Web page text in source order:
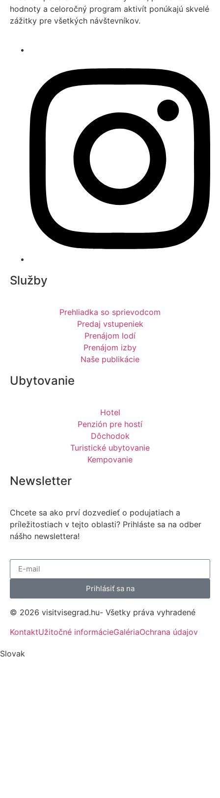
hodnoty a celoročný program aktivít ponúkajú skvelé
zážitky pre všetkých návštevníkov.
Služby
Prehliadka so sprievodcom
Predaj vstupeniek
Prenájom lodí
Prenájom izby
Naše publikácie
Ubytovanie
Hotel
Penzión pre hostí
Dôchodok
Turistické ubytovanie
Kempovanie
Newsletter
Chcete sa ako prví dozvedieť o podujatiach a
príležitostiach v tejto oblasti? Prihláste sa na odber
nášho newslettera!
Prihlásiť sa na
© 2026 visitvisegrad.hu- Všetky práva vyhradené
KontaktUžitočné informácieGalériaOchrana údajov
Slovak